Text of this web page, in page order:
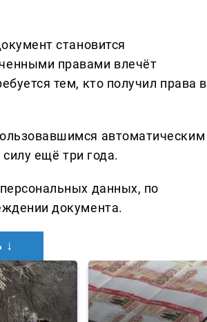
становится
правами влечёт
тем, кто получил права в
автоматическим
ещё три года.
данных, по
документа.
↓